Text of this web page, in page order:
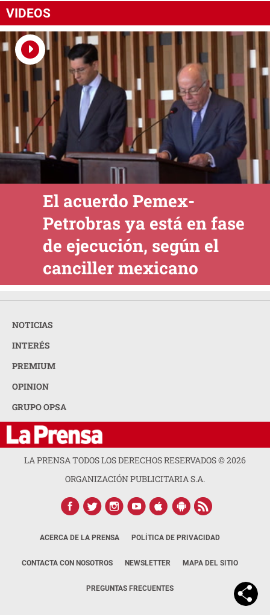
VIDEOS
El acuerdo Pemex-
Petrobras ya está en fase
de ejecución, según el
canciller mexicano
NOTICIAS
INTERÉS
PREMIUM
OPINION
GRUPO OPSA
LA PRENSA TODOS LOS DERECHOS RESERVADOS ©2026
ORGANIZACIÓN PUBLICITARIA S.A.
ACERCA DE LA PRENSA POLÍTICA DE PRIVACIDAD
CONTACTA CON NOSOTROS NEWSLETTER MAPA DEL SITIO
PREGUNTAS FRECUENTES